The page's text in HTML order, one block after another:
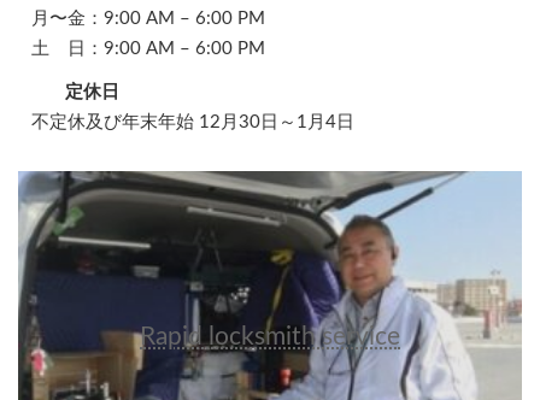
月〜金：9:00 AM – 6:00 PM
土 日：9:00 AM – 6:00 PM
定休日
不定休及び年末年始 12月30日～1月4日
Rapid locksmith service